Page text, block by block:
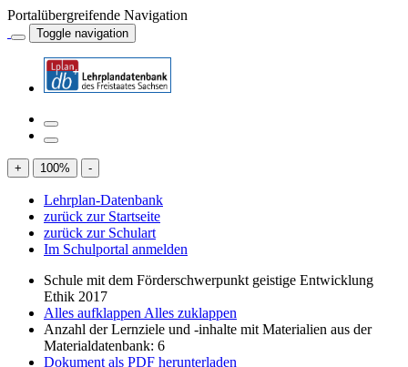
Portalübergreifende Navigation
Toggle navigation
+ 100% -
Lehrplan-Datenbank
zurück zur Startseite
zurück zur Schulart
Im Schulportal anmelden
Schule mit dem Förderschwerpunkt geistige Entwicklung
Ethik 2017
Alles aufklappen Alles zuklappen
Anzahl der Lernziele und -inhalte mit Materialien aus der
Materialdatenbank: 6
Dokument als PDF herunterladen